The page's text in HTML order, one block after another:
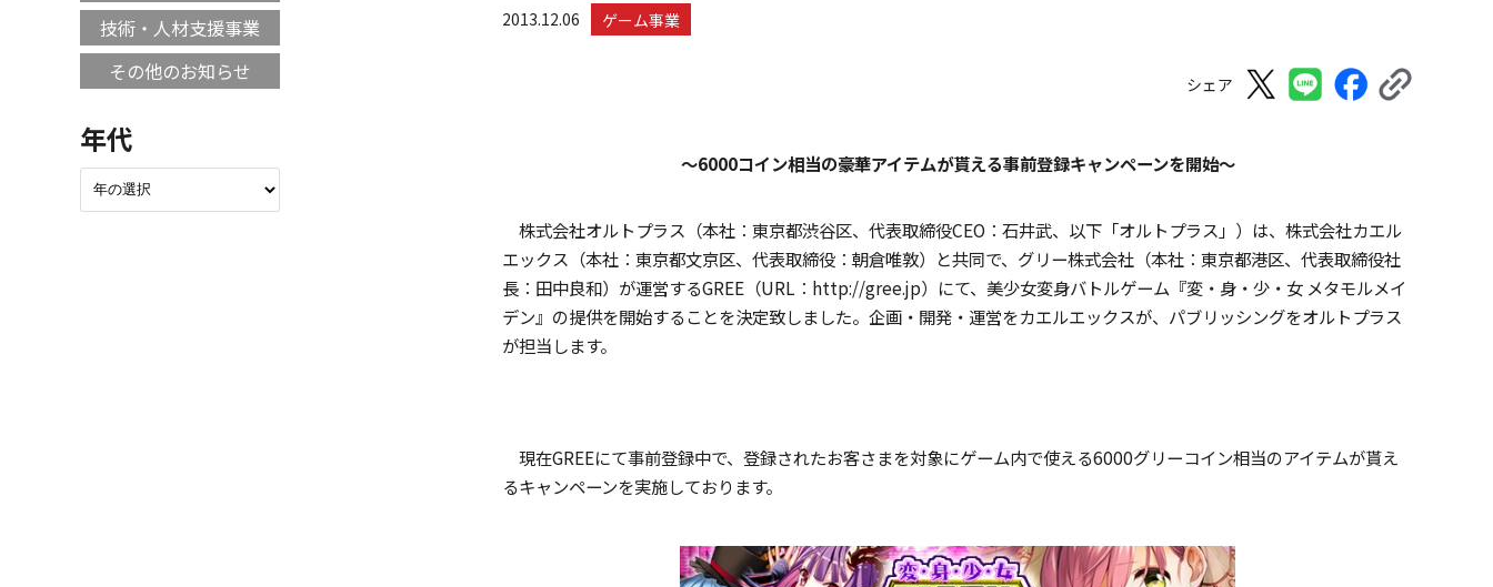
2013.12.06 ゲーム事業
シェア
〜6000コイン相当の豪華アイテムが貰える事前登録キャンペーンを開始〜
株式会社オルトプラス（本社：東京都渋谷区、代表取締役CEO：石井武、以下「オルトプラス」）は、株式会社カエル
エックス（本社：東京都文京区、代表取締役：朝倉唯敦）と共同で、グリー株式会社（本社：東京都港区、代表取締役社
長：田中良和）が運営するGREE（URL：http://gree.jp）にて、美少女変身バトルゲーム『変・身・少・女 メタモルメイ
デン』の提供を開始することを決定致しました。企画・開発・運営をカエルエックスが、パブリッシングをオルトプラス
が担当します。
現在GREEにて事前登録中で、登録されたお客さまを対象にゲーム内で使える6000グリーコイン相当のアイテムが貰え
るキャンペーンを実施しております。
技術・人材支援事業
その他のお知らせ
年代